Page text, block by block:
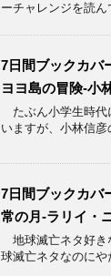
ーチャレンジを読
7日間ブックカバ
ヨヨ島の冒険-小
たぶん小学生時
いますが、小林信
7日間ブックカバ
常の月-ラリイ・
地球滅亡ネタ好
球滅亡ネタなのに